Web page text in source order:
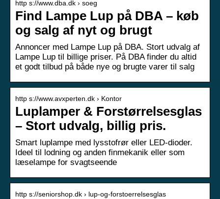
http s://www.dba.dk › soeg
Find Lampe Lup på DBA – køb
og salg af nyt og brugt
Annoncer med Lampe Lup på DBA. Stort udvalg af
Lampe Lup til billige priser. På DBA finder du altid
et godt tilbud på både nye og brugte varer til salg
http s://www.avxperten.dk › Kontor
Luplamper & Forstørrelsesglas
– Stort udvalg, billig pris.
Smart luplampe med lysstofrør eller LED-dioder.
Ideel til lodning og anden finmekanik eller som
læselampe for svagtseende
http s://seniorshop.dk › lup-og-forstoerrelsesglas